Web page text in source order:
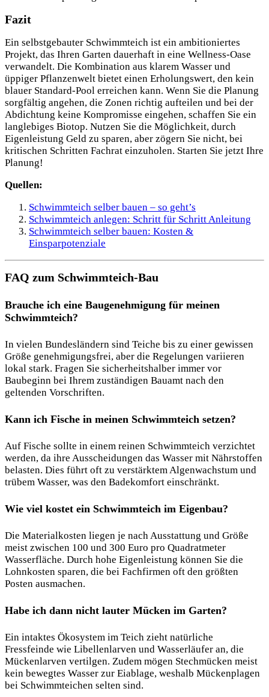
Fazit
Ein selbstgebauter Schwimmteich ist ein ambitioniertes
Projekt, das Ihren Garten dauerhaft in eine Wellness-Oase
verwandelt. Die Kombination aus klarem Wasser und
üppiger Pflanzenwelt bietet einen Erholungswert, den kein
blauer Standard-Pool erreichen kann. Wenn Sie die Planung
sorgfältig angehen, die Zonen richtig aufteilen und bei der
Abdichtung keine Kompromisse eingehen, schaffen Sie ein
langlebiges Biotop. Nutzen Sie die Möglichkeit, durch
Eigenleistung Geld zu sparen, aber zögern Sie nicht, bei
kritischen Schritten Fachrat einzuholen. Starten Sie jetzt Ihre
Planung!
Quellen:
Schwimmteich selber bauen – so geht’s
Schwimmteich anlegen: Schritt für Schritt Anleitung
Schwimmteich selber bauen: Kosten &
Einsparpotenziale
FAQ zum Schwimmteich-Bau
Brauche ich eine Baugenehmigung für meinen
Schwimmteich?
In vielen Bundesländern sind Teiche bis zu einer gewissen
Größe genehmigungsfrei, aber die Regelungen variieren
lokal stark. Fragen Sie sicherheitshalber immer vor
Baubeginn bei Ihrem zuständigen Bauamt nach den
geltenden Vorschriften.
Kann ich Fische in meinen Schwimmteich setzen?
Auf Fische sollte in einem reinen Schwimmteich verzichtet
werden, da ihre Ausscheidungen das Wasser mit Nährstoffen
belasten. Dies führt oft zu verstärktem Algenwachstum und
trübem Wasser, was den Badekomfort einschränkt.
Wie viel kostet ein Schwimmteich im Eigenbau?
Die Materialkosten liegen je nach Ausstattung und Größe
meist zwischen 100 und 300 Euro pro Quadratmeter
Wasserfläche. Durch hohe Eigenleistung können Sie die
Lohnkosten sparen, die bei Fachfirmen oft den größten
Posten ausmachen.
Habe ich dann nicht lauter Mücken im Garten?
Ein intaktes Ökosystem im Teich zieht natürliche
Fressfeinde wie Libellenlarven und Wasserläufer an, die
Mückenlarven vertilgen. Zudem mögen Stechmücken meist
kein bewegtes Wasser zur Eiablage, weshalb Mückenplagen
bei Schwimmteichen selten sind.